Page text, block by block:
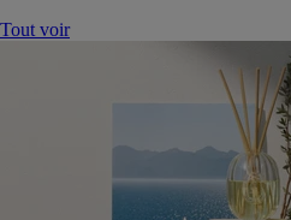
Tout voir